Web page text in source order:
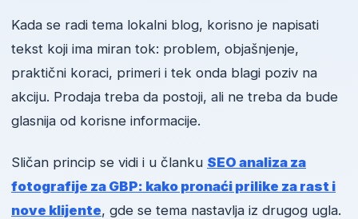
Kada se radi tema lokalni blog, korisno je napisati
tekst koji ima miran tok: problem, objašnjenje,
praktični koraci, primeri i tek onda blagi poziv na
akciju. Prodaja treba da postoji, ali ne treba da bude
glasnija od korisne informacije.
Sličan princip se vidi i u članku SEO analiza za
fotografije za GBP: kako pronaći prilike za rast i
nove klijente, gde se tema nastavlja iz drugog ugla.